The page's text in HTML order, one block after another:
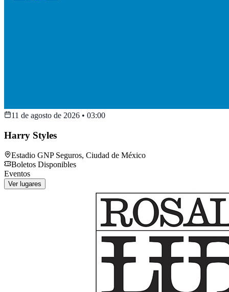
11 de agosto de 2026 • 03:00
Harry Styles
Estadio GNP Seguros, Ciudad de México
Boletos Disponibles
Eventos
Ver lugares